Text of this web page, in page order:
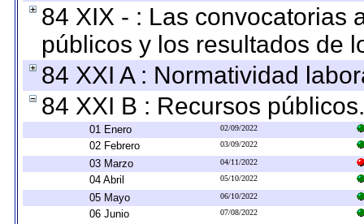
84 XIX - : Las convocatorias
públicos y los resultados de
84 XXI A : Normatividad
84 XXI B : Recursos públicos.
01 Enero 02/09/2022
02 Febrero 03/09/2022
03 Marzo 04/11/2022
04 Abril 05/10/2022
05 Mayo 06/10/2022
06 Junio 07/08/2022